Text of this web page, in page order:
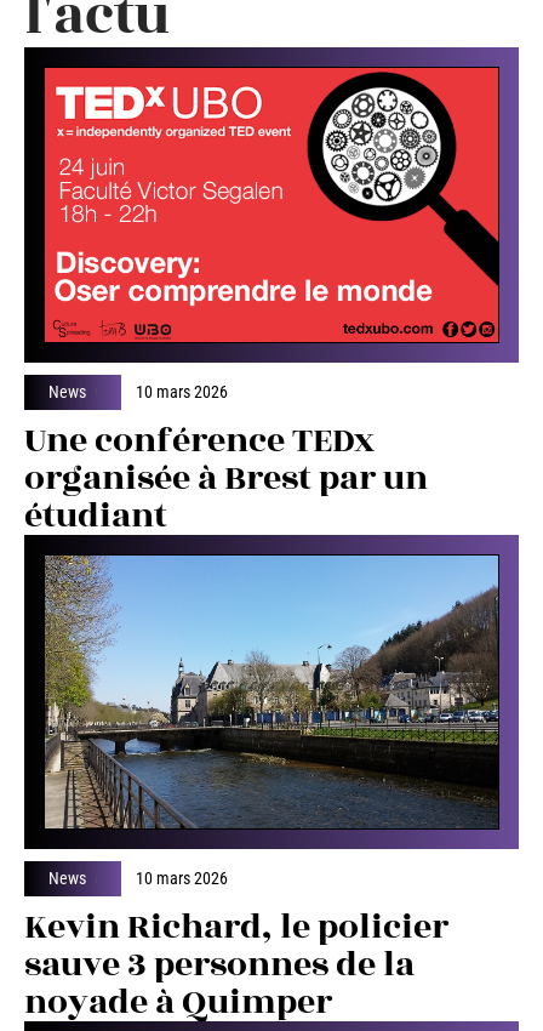
News 10 mars 2026
Une conférence TEDx
organisée à Brest par un
étudiant
News 10 mars 2026
Kevin Richard, le policier
sauve 3 personnes de la
noyade à Quimper